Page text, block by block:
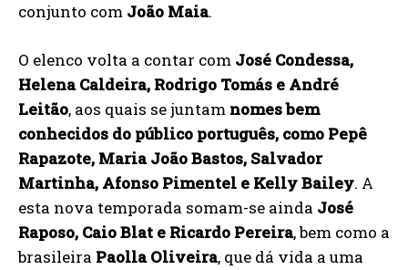
conjunto com João Maia.
O elenco volta a contar com José Condessa,
Helena Caldeira, Rodrigo Tomás e André
Leitão, aos quais se juntam nomes bem
conhecidos do público português, como Pepê
Rapazote, Maria João Bastos, Salvador
Martinha, Afonso Pimentel e Kelly Bailey. A
esta nova temporada somam-se ainda José
Raposo, Caio Blat e Ricardo Pereira, bem como a
brasileira Paolla Oliveira, que dá vida a uma